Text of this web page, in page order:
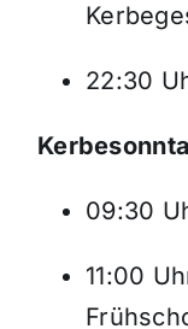
22:30
09:30
11:00